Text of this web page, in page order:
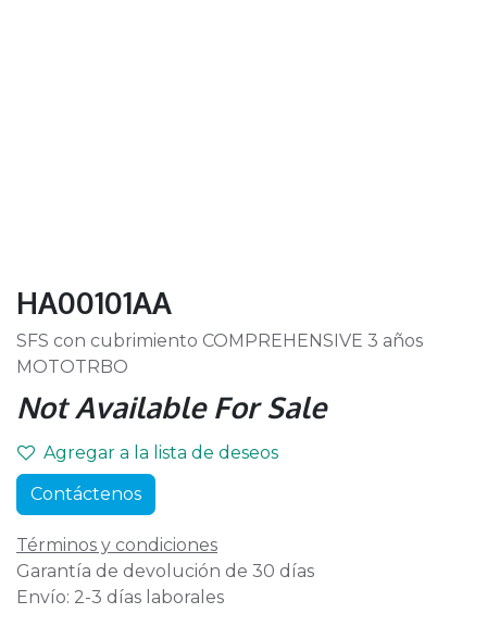
HA00101AA
SFS con cubrimiento COMPREHENSIVE 3 años
MOTOTRBO
Not Available For Sale
Agregar a la lista de deseos
Contáctenos
Términos y condiciones
Garantía de devolución de 30 días
Envío: 2-3 días laborales